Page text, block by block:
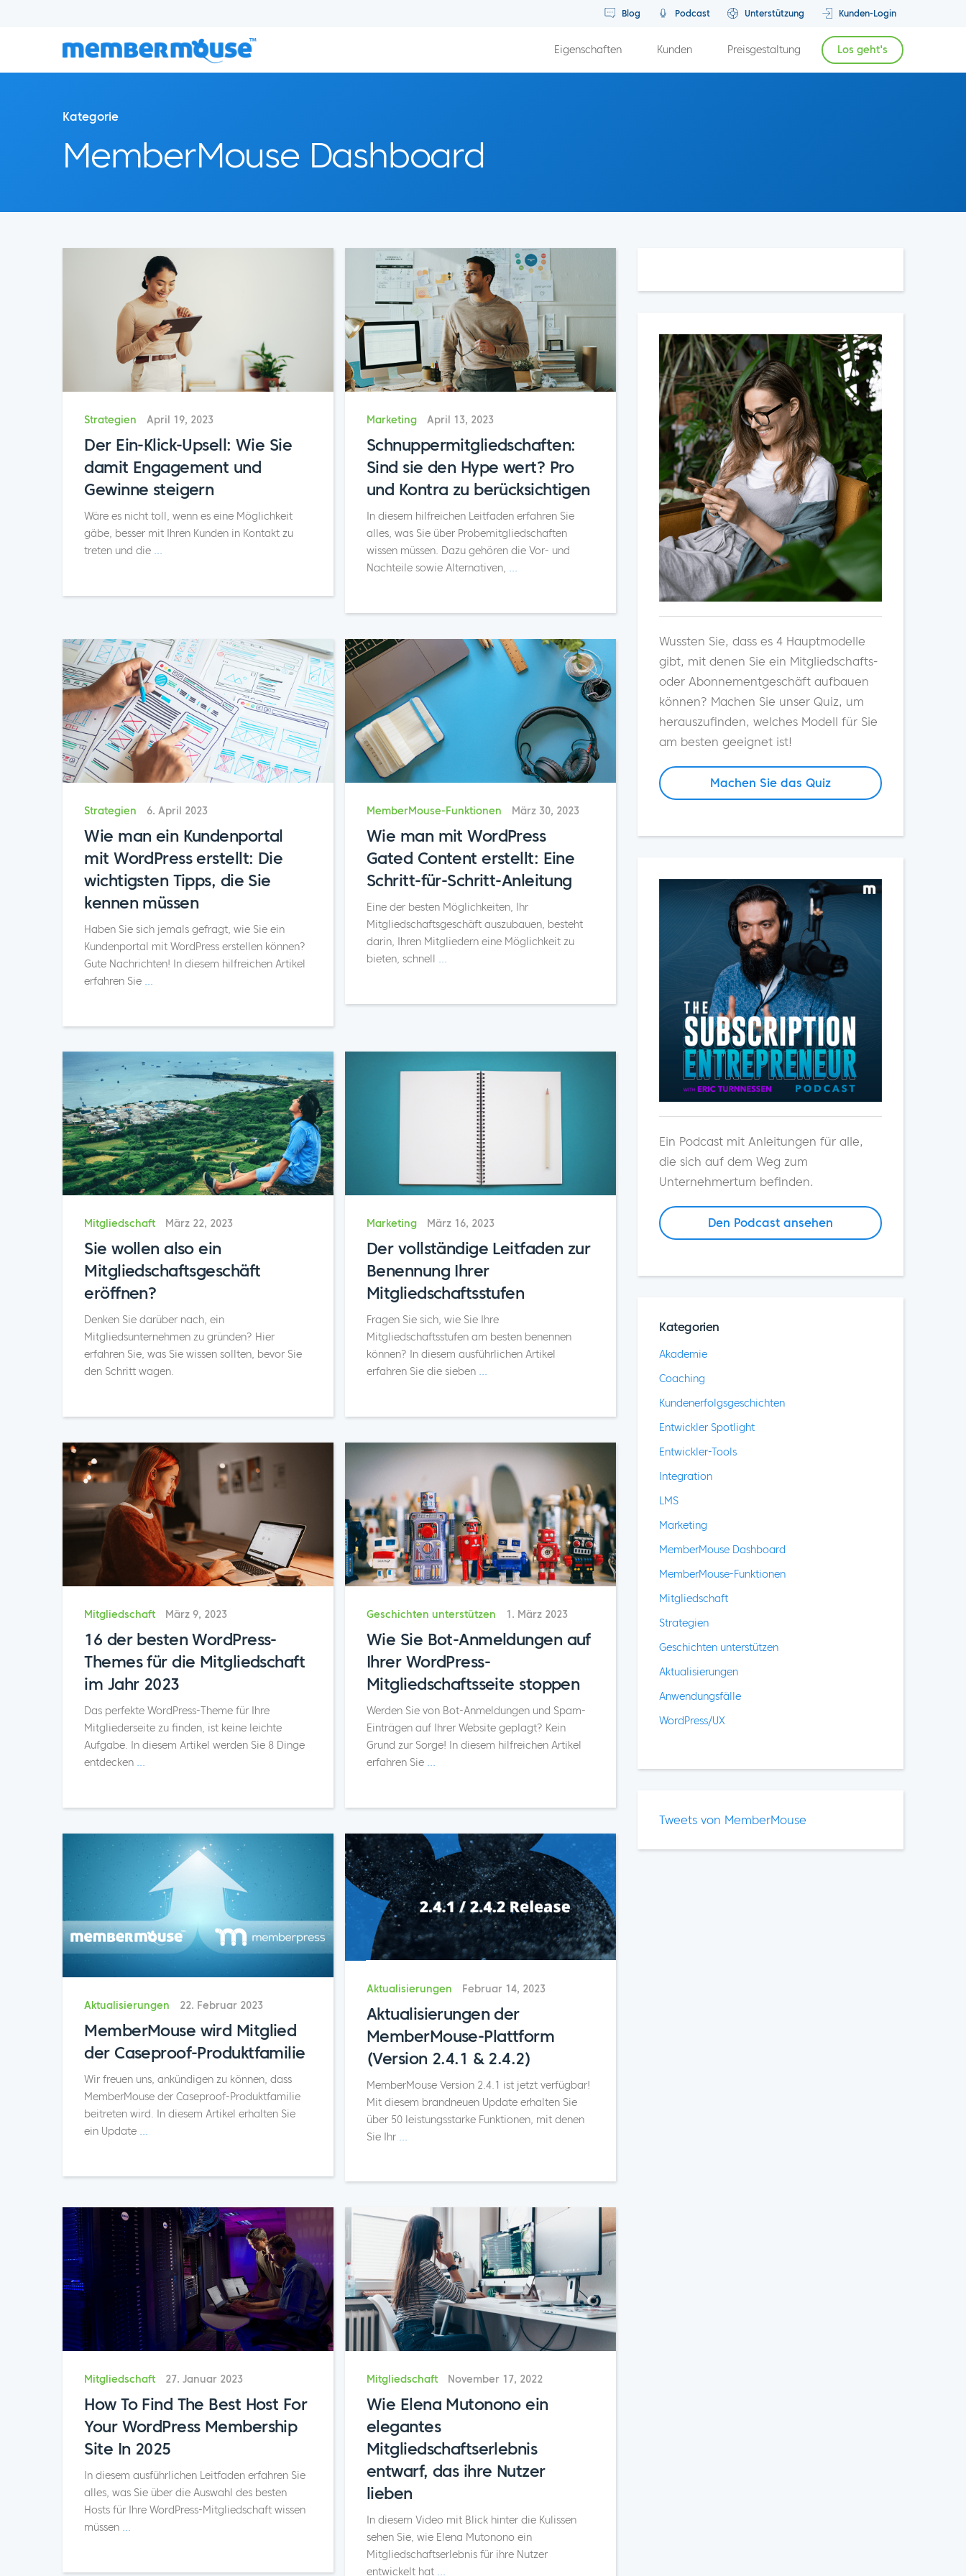
Blog Podcast Unterstützung Kunden-Login
Eigenschaften Kunden Preisgestaltung Los geht's
Kategorie
MemberMouse Dashboard
Strategien April 19, 2023
Der Ein-Klick-Upsell: Wie Sie
damit Engagement und
Gewinne steigern
Wäre es nicht toll, wenn es eine Möglichkeit
gäbe, besser mit Ihren Kunden in Kontakt zu
treten und die ...
Marketing April 13, 2023
Schnuppermitgliedschaften:
Sind sie den Hype wert? Pro
und Kontra zu berücksichtigen
In diesem hilfreichen Leitfaden erfahren Sie
alles, was Sie über Probemitgliedschaften
wissen müssen. Dazu gehören die Vor- und
Nachteile sowie Alternativen, ...
Strategien 6. April 2023
Wie man ein Kundenportal
mit WordPress erstellt: Die
wichtigsten Tipps, die Sie
kennen müssen
Haben Sie sich jemals gefragt, wie Sie ein
Kundenportal mit WordPress erstellen können?
Gute Nachrichten! In diesem hilfreichen Artikel
erfahren Sie ...
MemberMouse-Funktionen März 30, 2023
Wie man mit WordPress
Gated Content erstellt: Eine
Schritt-für-Schritt-Anleitung
Eine der besten Möglichkeiten, Ihr
Mitgliedschaftsgeschäft auszubauen, besteht
darin, Ihren Mitgliedern eine Möglichkeit zu
bieten, schnell
...
Mitgliedschaft März 22, 2023
Sie wollen also ein
Mitgliedschaftsgeschäft
eröffnen?
Denken Sie darüber nach, ein
Mitgliedsunternehmen zu gründen? Hier
erfahren Sie, was Sie wissen sollten, bevor Sie
den Schritt wagen.
Marketing März 16, 2023
Der vollständige Leitfaden zur
Benennung Ihrer
Mitgliedschaftsstufen
Fragen Sie sich, wie Sie Ihre
Mitgliedschaftsstufen am besten benennen
können? In diesem ausführlichen Artikel
erfahren Sie die sieben ...
Mitgliedschaft März 9, 2023
16 der besten WordPress-
Themes für die Mitgliedschaft
im Jahr 2023
Das perfekte WordPress-Theme für Ihre
Mitgliederseite zu finden, ist keine leichte
Aufgabe. In diesem Artikel werden Sie 8 Dinge
entdecken ...
Geschichten unterstützen 1. März 2023
Wie Sie Bot-Anmeldungen auf
Ihrer WordPress-
Mitgliedschaftsseite stoppen
Werden Sie von Bot-Anmeldungen und Spam-
Einträgen auf Ihrer Website geplagt? Kein
Grund zur Sorge! In diesem hilfreichen Artikel
erfahren Sie ...
Aktualisierungen 22. Februar 2023
MemberMouse wird Mitglied
der Caseproof-Produktfamilie
Wir freuen uns, ankündigen zu können, dass
MemberMouse der Caseproof-Produktfamilie
beitreten wird. In diesem Artikel erhalten Sie
ein Update ...
Aktualisierungen Februar 14, 2023
Aktualisierungen der
MemberMouse-Plattform
(Version 2.4.1 & 2.4.2)
MemberMouse Version 2.4.1 ist jetzt verfügbar!
Mit diesem brandneuen Update erhalten Sie
über 50 leistungsstarke Funktionen, mit denen
Sie Ihr ...
Mitgliedschaft 27. Januar 2023
How To Find The Best Host For
Your WordPress Membership
Site In 2025
In diesem ausführlichen Leitfaden erfahren Sie
alles, was Sie über die Auswahl des besten
Hosts für Ihre WordPress-Mitgliedschaft wissen
müssen ...
Mitgliedschaft November 17, 2022
Wie Elena Mutonono ein
elegantes
Mitgliedschaftserlebnis
entwarf, das ihre Nutzer
lieben
In diesem Video mit Blick hinter die Kulissen
sehen Sie, wie Elena Mutonono ein
Mitgliedschaftserlebnis für ihre Nutzer
entwickelt hat ...
Wussten Sie, dass es 4 Hauptmodelle
gibt, mit denen Sie ein Mitgliedschafts-
oder Abonnementgeschäft aufbauen
können? Machen Sie unser Quiz, um
herauszufinden, welches Modell für Sie
am besten geeignet ist!
Machen Sie das Quiz
Ein Podcast mit Anleitungen für alle,
die sich auf dem Weg zum
Unternehmertum befinden.
Den Podcast ansehen
Kategorien
Akademie
Coaching
Kundenerfolgsgeschichten
Entwickler Spotlight
Entwickler-Tools
Integration
LMS
Marketing
MemberMouse Dashboard
MemberMouse-Funktionen
Mitgliedschaft
Strategien
Geschichten unterstützen
Aktualisierungen
Anwendungsfälle
WordPress/UX
Tweets von MemberMouse